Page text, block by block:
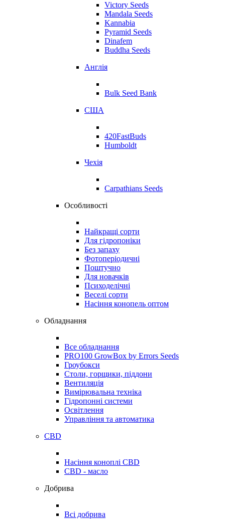
Victory Seeds
Mandala Seeds
Kannabia
Pyramid Seeds
Dinafem
Buddha Seeds
Англія
Bulk Seed Bank
США
420FastBuds
Humboldt
Чехія
Carpathians Seeds
Особливості
Найкращі сорти
Для гідропоніки
Без запаху
Фотоперіодичні
Поштучно
Для новачків
Психоделічні
Веселі сорти
Насіння конопель оптом
Обладнання
Все обладнання
PRO100 GrowBox by Errors Seeds
Гроубокси
Столи, горщики, піддони
Вентиляція
Вимірювальна техніка
Гідропонні системи
Освітлення
Управління та автоматика
CBD
Насіння коноплі CBD
CBD - масло
Добрива
Всі добрива